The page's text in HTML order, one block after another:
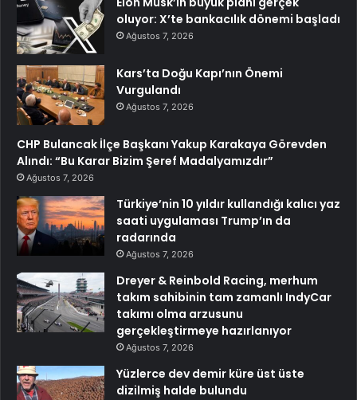
oluyor: X’te bankacılık dönemi başladı
Ağustos 7, 2026
Kars’ta Doğu Kapı’nın Önemi
Vurgulandı
Ağustos 7, 2026
CHP Bulancak İlçe Başkanı Yakup Karakaya Görevden
Alındı: “Bu Karar Bizim Şeref Madalyamızdır”
Ağustos 7, 2026
Türkiye’nin 10 yıldır kullandığı kalıcı yaz
saati uygulaması Trump’ın da
radarında
Ağustos 7, 2026
Dreyer & Reinbold Racing, merhum
takım sahibinin tam zamanlı IndyCar
takımı olma arzusunu
gerçekleştirmeye hazırlanıyor
Ağustos 7, 2026
Yüzlerce dev demir küre üst üste
dizilmiş halde bulundu